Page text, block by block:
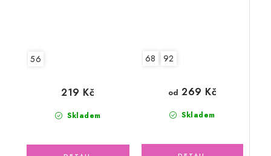
56
Skladem
219 Kč
68 92
Skladem
od 269 Kč